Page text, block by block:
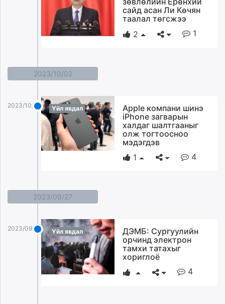
shuud.mn
eagle.mn
ergelt.mn
zarig.mn
today.mn
mminfo.mn
asu.mn
shuurhai.mn
unuudur.mn
mglradio.com
сайд асан Ли Көчян
таалал төгсжээ
2
1
2023/10/02
2023/10/02 Үйл явдал
Apple компани шинэ
iPhone загварын
халдаг шалтгааныг
олж тогтоосноо
мэдэгдэв
1
4
2023/09/27
2023/09/27 Үйл явдал
ДЭМБ: Сургуулийн
орчинд электрон
тамхи татахыг
хориглоё
4